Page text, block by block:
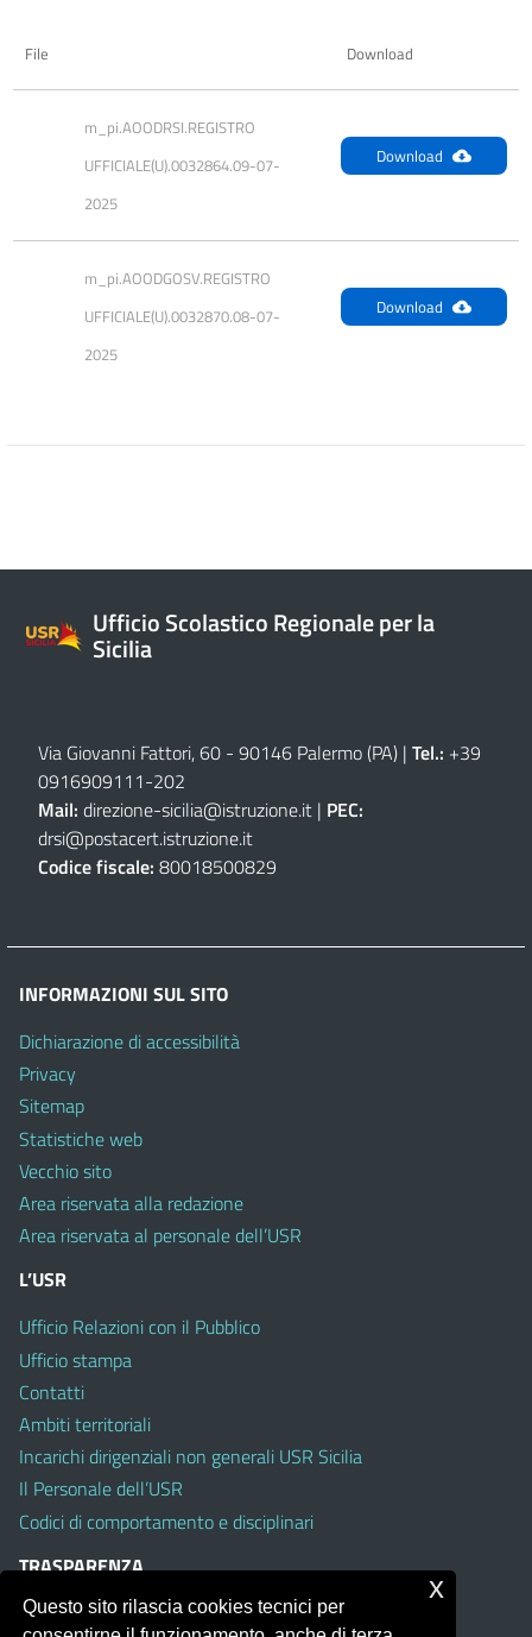
File Download
m_pi.AOODRSI.REGISTRO
UFFICIALE(U).0032864.09-07-
2025
Download
m_pi.AOODGOSV.REGISTRO
UFFICIALE(U).0032870.08-07-
2025
Download
Ufficio Scolastico Regionale per la
Sicilia
Via Giovanni Fattori, 60 - 90146 Palermo (PA) | Tel.: +39
0916909111-202
Mail: direzione-sicilia@istruzione.it | PEC:
drsi@postacert.istruzione.it
Codice fiscale: 80018500829
INFORMAZIONI SUL SITO
Dichiarazione di accessibilità
Privacy
Sitemap
Statistiche web
Vecchio sito
Area riservata alla redazione
Area riservata al personale dell’USR
L’USR
Ufficio Relazioni con il Pubblico
Ufficio stampa
Contatti
Ambiti territoriali
Incarichi dirigenziali non generali USR Sicilia
Il Personale dell’USR
Codici di comportamento e disciplinari
TRASPARENZA
Albo on line
Questo sito rilascia cookies tecnici per
x